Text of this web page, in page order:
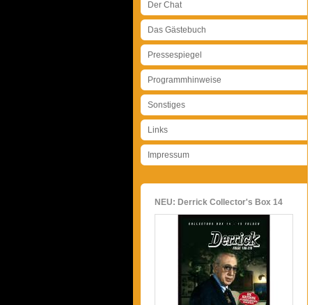
Der Chat
Das Gästebuch
Pressespiegel
Programmhinweise
Sonstiges
Links
Impressum
NEU: Derrick Collector's Box 14